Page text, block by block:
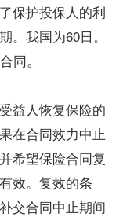
保护投保人的利
我国为60日。
同。
益人恢复保险的
在合同效力中止
希望保险合同复
效。复效的条
交合同中止期间